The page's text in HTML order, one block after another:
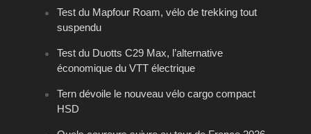
Test du Mapfour Roam, vélo de trekking tout
suspendu
Test du Duotts C29 Max, l’alternative
économique du VTT électrique
Tern dévoile le nouveau vélo cargo compact
HSD